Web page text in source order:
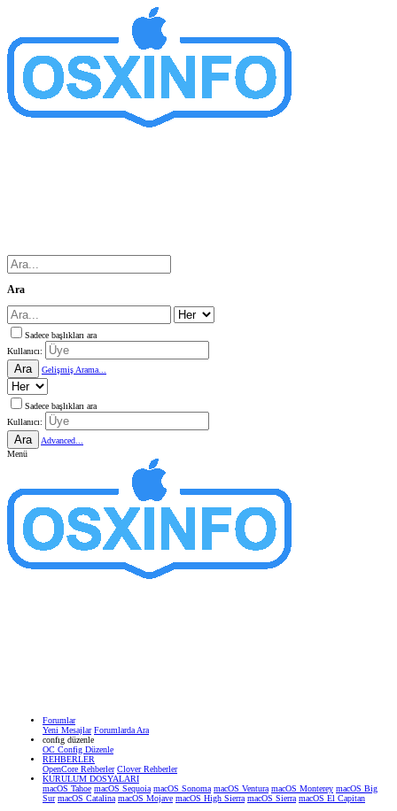
Ara
Sadece başlıkları ara
Kullanıcı:
Ara Gelişmiş Arama...
Sadece başlıkları ara
Kullanıcı:
Ara
Advanced...
Menü
Forumlar
Yeni Mesajlar Forumlarda Ara
confıg düzenle
OC Config Düzenle
REHBERLER
OpenCore Rehberler Clover Rehberler
KURULUM DOSYALARI
macOS Tahoe macOS Sequoia macOS Sonoma macOS Ventura macOS Monterey macOS Big
Sur macOS Catalina macOS Mojave macOS High Sierra macOS Sierra macOS El Capitan